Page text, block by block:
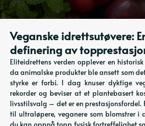
Veganske idrettsutøvere:
definering av
Eliteidrettens verden opplever en
da animalske produkter ble ansett som
styrke er forbi. I dag knuser dyktige
rekorder og beviser at et plantebasert
livsstilsvalg – det er en prestasjonsfordel.
til ultraløpere, veganere som blomstrer i